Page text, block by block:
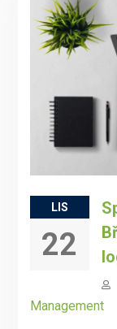
LIS
22
Management